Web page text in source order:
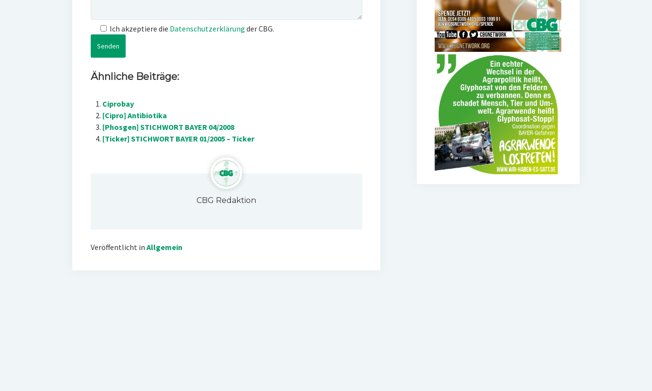
Ich akzeptiere die Datenschutzerklärung der CBG.
Ähnliche Beiträge:
Ciprobay
[Cipro] Antibiotika
[Phosgen] STICHWORT BAYER 04/2008
[Ticker] STICHWORT BAYER 01/2005 – Ticker
CBG Redaktion
Veröffentlicht in Allgemein